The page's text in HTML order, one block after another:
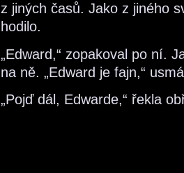
z jiných časů. Jako z jiného
hodilo.
„Edward,“ zopakoval po ní.
na ně. „Edward je fajn,“
„Pojď dál, Edwarde,“ řekla